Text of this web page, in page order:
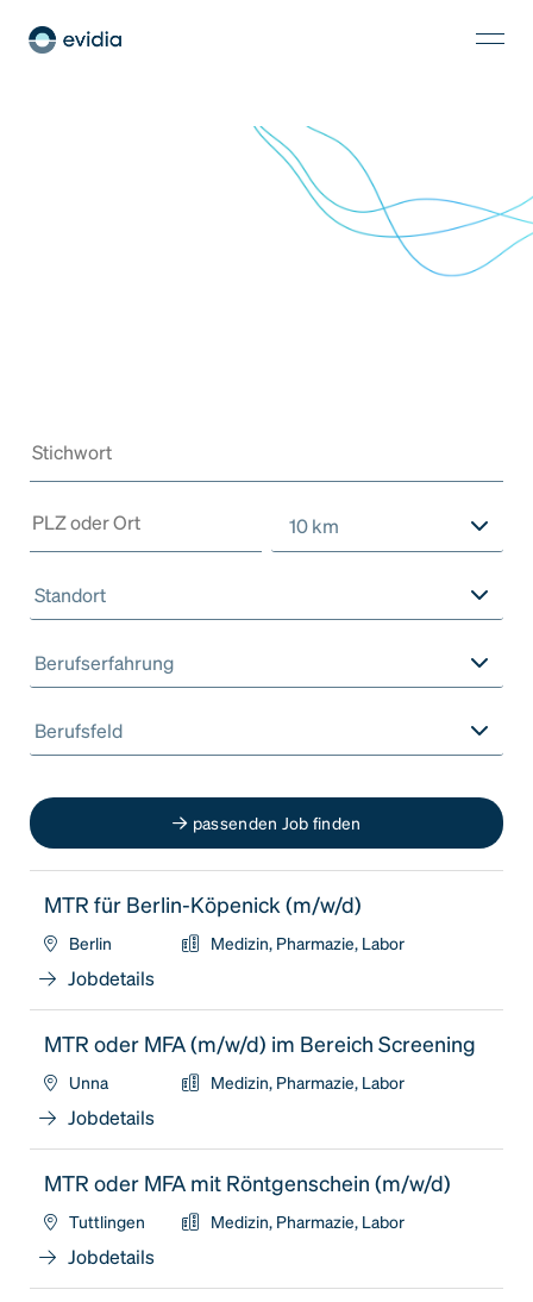
10 km
Standort
Berufserfahrung
Berufsfeld
passenden Job finden
MTR für Berlin-Köpenick (m/w/d)
Berlin Medizin, Pharmazie, Labor
Jobdetails
MTR oder MFA (m/w/d) im Bereich Screening
Unna Medizin, Pharmazie, Labor
Jobdetails
MTR oder MFA mit Röntgenschein (m/w/d)
Tuttlingen Medizin, Pharmazie, Labor
Jobdetails